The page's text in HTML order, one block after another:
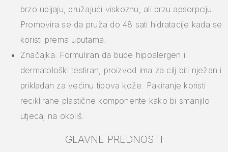
brzo upijaju, pružajući viskoznu, ali brzu apsorpciju.
Promovira se da pruža do 48 sati hidratacije kada se
koristi prema uputama.
Značajka: Formuliran da bude hipoalergen i
dermatološki testiran, proizvod ima za cilj biti nježan i
prikladan za većinu tipova kože. Pakiranje koristi
reciklirane plastične komponente kako bi smanjilo
utjecaj na okoliš.
GLAVNE PREDNOSTI